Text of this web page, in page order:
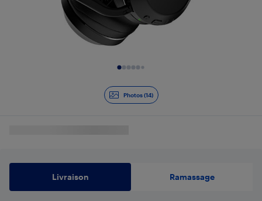
Photos (14)
Livraison Ramassage